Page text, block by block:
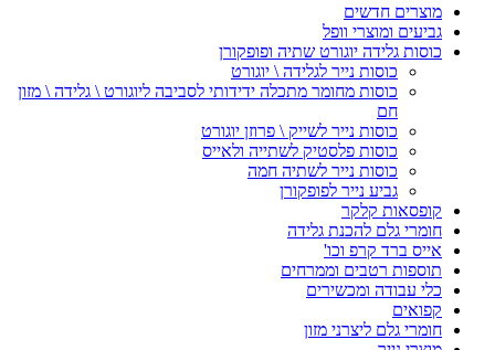
מוצרים חדשים
גביעים ומוצרי וופל
כוסות גלידה יוגורט שתיה ופופקורן
כוסות נייר לגלידה \ יוגורט
כוסות מחומר מתכלה ידידותי לסביבה ליוגורט \ גלידה \ מזון
חם
כוסות נייר לשייק \ פרוזן יוגורט
כוסות פלסטיק לשתייה ולאייס
כוסות נייר לשתיה חמה
גביע נייר לפופקורן
קופסאות קלקר
חומרי גלם להכנת גלידה
אייס ברד קרפ וכו'
תוספות רטבים וממרחים
כלי עבודה ומכשירים
קפואים
חומרי גלם ליצרני מזון